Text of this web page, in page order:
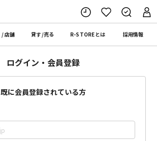
/店舗 貸す/売る R-STOREとは 採用情報
ログイン・会員登録
既に会員登録されている方